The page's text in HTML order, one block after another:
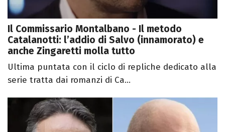
Il Commissario Montalbano - Il metodo
Catalanotti: l’addio di Salvo (innamorato) e
anche Zingaretti molla tutto
Ultima puntata con il ciclo di repliche dedicato alla
serie tratta dai romanzi di Ca...